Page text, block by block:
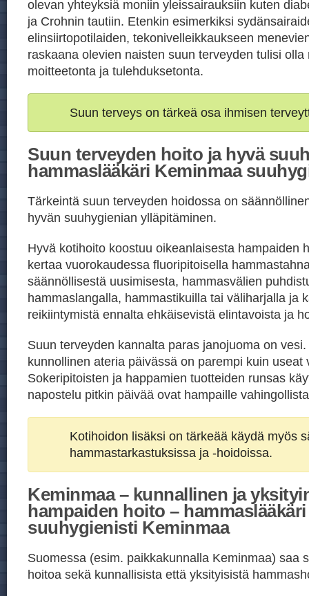
olevan yhteyksiä moniin yleissairauksiin kuten
ja Crohnin tautiin. Etenkin esimerkiksi
elinsiirtopotilaiden, tekonivelleikkaukseen
raskaana olevien naisten suun terveyden tulisi olla
moitteetonta ja tulehduksetonta.
Suun terveys on tärkeä osa ihmisen
Suun terveyden hoito ja hyvä
hammaslääkäri Keminmaa
Tärkeintä suun terveyden hoidossa on
hyvän suuhygienian ylläpitäminen.
Hyvä kotihoito koostuu oikeanlaisesta hampaiden
kertaa vuorokaudessa fluoripitoisella
säännöllisestä uusimisesta, hammasvälien
hammaslangalla, hammastikuilla tai väliharjalla ja
reikiintymistä ennalta ehkäisevistä elintavoista ja
Suun terveyden kannalta paras janojuoma on
kunnollinen ateria päivässä on parempi kuin useat
Sokeripitoisten ja happamien tuotteiden runsas
napostelu pitkin päivää ovat hampaille
Kotihoidon lisäksi on tärkeää käydä myös
hammastarkastuksissa ja -hoidoissa.
Keminmaa – kunnallinen ja
hampaiden hoito –
suuhygienisti Keminmaa
Suomessa (esim. paikkakunnalla Keminmaa) saa
hoitoa sekä kunnallisista että yksityisistä